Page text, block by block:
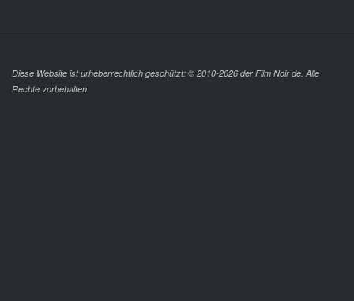
Diese Website ist urheberrechtlich geschützt: © 2010-2026 der Film Noir de. Alle
Rechte vorbehalten.